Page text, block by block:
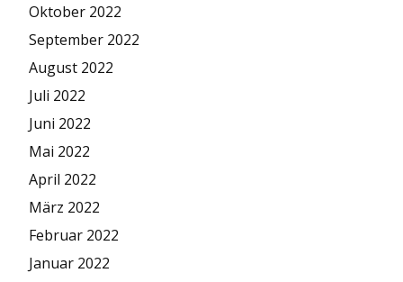
Oktober 2022
September 2022
August 2022
Juli 2022
Juni 2022
Mai 2022
April 2022
März 2022
Februar 2022
Januar 2022